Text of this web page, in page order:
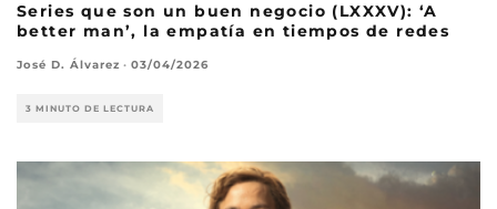
Series que son un buen negocio (LXXXV): ‘A
better man’, la empatía en tiempos de redes
José D. Álvarez · 03/04/2026
3 MINUTO DE LECTURA